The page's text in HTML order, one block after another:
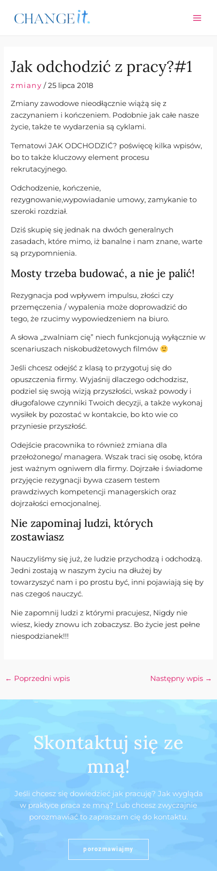
Jak odchodzić z pracy?#1
zmiany /25 lipca 2018
Zmiany zawodowe nieodłącznie wiążą się z
zaczynaniem i kończeniem. Podobnie jak całe nasze
życie, także te wydarzenia są cyklami.
Tematowi JAK ODCHODZIĆ? poświęcę kilka wpisów,
bo to także kluczowy element procesu
rekrutacyjnego.
Odchodzenie, kończenie,
rezygnowanie,wypowiadanie umowy, zamykanie to
szeroki rozdział.
Dziś skupię się jednak na dwóch generalnych
zasadach, które mimo, iż banalne i nam znane, warte
są przypomnienia.
Mosty trzeba budować, a nie je palić!
Rezygnacja pod wpływem impulsu, złości czy
przemęczenia / wypalenia może doprowadzić do
tego, że rzucimy wypowiedzeniem na biuro.
A słowa „zwalniam cię” niech funkcjonują wyłącznie w
scenariuszach niskobudżetowych filmów
Jeśli chcesz odejść z klasą to przygotuj się do
opuszczenia firmy. Wyjaśnij dlaczego odchodzisz,
podziel się swoją wizją przyszłości, wskaż powody i
długofalowe czynniki Twoich decyzji, a także wykonaj
wysiłek by pozostać w kontakcie, bo kto wie co
przyniesie przyszłość.
Odejście pracownika to również zmiana dla
przełożonego/ managera. Wszak traci się osobę, która
jest ważnym ogniwem dla firmy. Dojrzałe i świadome
przyjęcie rezygnacji bywa czasem testem
prawdziwych kompetencji managerskich oraz
dojrzałości emocjonalnej.
Nie zapominaj ludzi, których
zostawiasz
Nauczyliśmy się już, że ludzie przychodzą i odchodzą.
Jedni zostają w naszym życiu na dłużej by
towarzyszyć nam i po prostu być, inni pojawiają się by
nas czegoś nauczyć.
Nie zapomnij ludzi z którymi pracujesz, Nigdy nie
wiesz, kiedy znowu ich zobaczysz. Bo życie jest pełne
niespodzianek!!!
navigation
← Poprzedni wpis Następny wpis →
Skontaktuj się ze
mną!
Jeśli chcesz się dowiedzieć jak pracuję? Jak wygląda
w praktyce praca ze mną? Lub chcesz zwyczajnie
porozmawiać to zapraszam cię do kontaktu.
porozmawiajmy